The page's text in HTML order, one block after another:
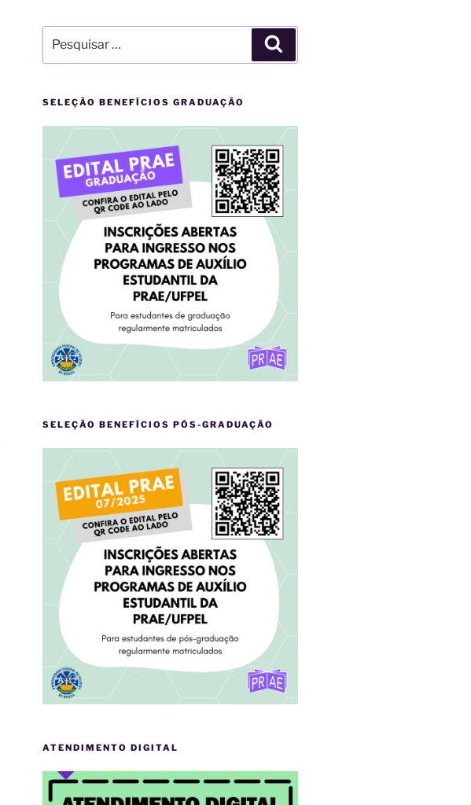
por:
SELEÇÃO BENEFÍCIOS GRADUAÇÃO
SELEÇÃO BENEFÍCIOS PÓS-GRADUAÇÃO
ATENDIMENTO DIGITAL